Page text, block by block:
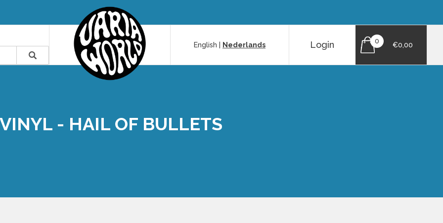
English
Nederlands Login 0 €0,00
VINYL - HAIL OF BULLETS